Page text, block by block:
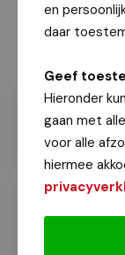
en
daar
Geef
Hieronder
gaan met
voor alle
hiermee
Vrouw